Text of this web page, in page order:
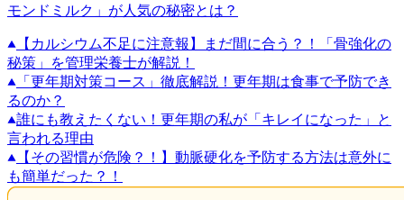
モンドミルク」が人気の秘密とは？
【カルシウム不足に注意報】まだ間に合う？！「骨強化の
秘策」を管理栄養士が解説！
「更年期対策コース」徹底解説！更年期は食事で予防でき
るのか？
誰にも教えたくない！更年期の私が「キレイになった」と
言われる理由
【その習慣が危険？！】動脈硬化を予防する方法は意外に
も簡単だった？！